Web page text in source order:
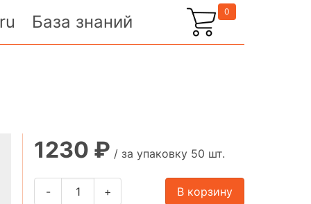
База знаний
0
1230 ₽ / за упаковку 50 шт.
- + В корзину